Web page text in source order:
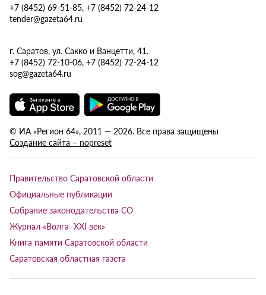
+7 (8452) 69-51-85, +7 (8452) 72-24-12
tender@gazeta64.ru
г. Саратов, ул. Сакко и Ванцетти, 41.
+7 (8452) 72-10-06, +7 (8452) 72-24-12
sog@gazeta64.ru
© ИА «Регион 64», 2011 — 2026. Все права защищены
Создание сайта – nopreset
Правительство Саратовской области
Официальные публикации
Собрание законодательства СО
Журнал «Волга XXI век»
Книга памяти Саратовской области
Саратовская областная газета